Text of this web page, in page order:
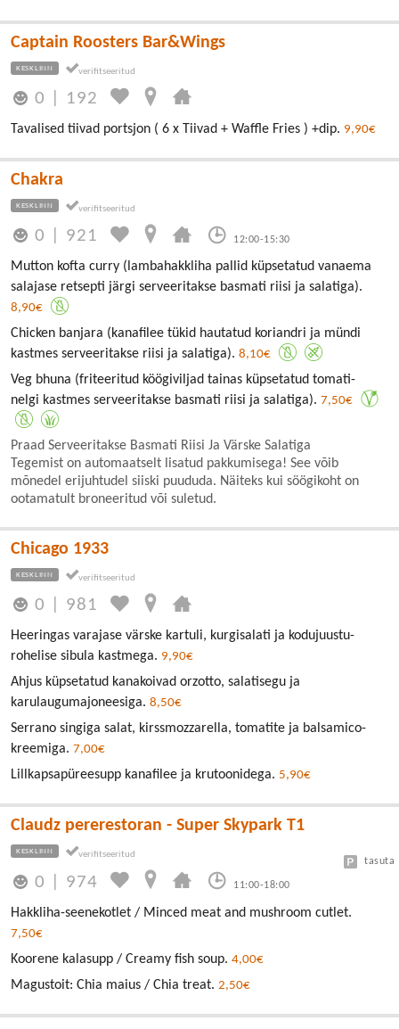
Captain Roosters Bar&Wings
KESKLINN
0 192
Tavalised tiivad portsjon ( 6 x Tiivad + Waffle Fries ) +dip. 9,90€
Chakra
KESKLINN
0 921 12:00-15:30
Mutton kofta curry (lambahakkliha pallid küpsetatud vanaema
salajase retsepti järgi serveeritakse basmati riisi ja salatiga).
8,90€
Chicken banjara (kanafilee tükid hautatud koriandri ja mündi
kastmes serveeritakse riisi ja salatiga). 8,10€
Veg bhuna (friteeritud köögiviljad tainas küpsetatud tomati-
nelgi kastmes serveeritakse basmati riisi ja salatiga). 7,50€
Praad Serveeritakse Basmati Riisi Ja Värske Salatiga
Tegemist on automaatselt lisatud pakkumisega! See võib
mõnedel erijuhtudel siiski puududa. Näiteks kui söögikoht on
ootamatult broneeritud või suletud.
Chicago 1933
KESKLINN
0 981
Heeringas varajase värske kartuli, kurgisalati ja kodujuustu-
rohelise sibula kastmega. 9,90€
Ahjus küpsetatud kanakoivad orzotto, salatisegu ja
karulaugumajoneesiga. 8,50€
Serrano singiga salat, kirssmozzarella, tomatite ja balsamico-
kreemiga. 7,00€
Lillkapsapüreesupp kanafilee ja krutoonidega. 5,90€
Claudz pererestoran - Super Skypark T1
KESKLINN
0 974 11:00-18:00
tasuta
Hakkliha-seenekotlet / Minced meat and mushroom cutlet.
7,50€
Koorene kalasupp / Creamy fish soup. 4,00€
Magustoit: Chia maius / Chia treat. 2,50€